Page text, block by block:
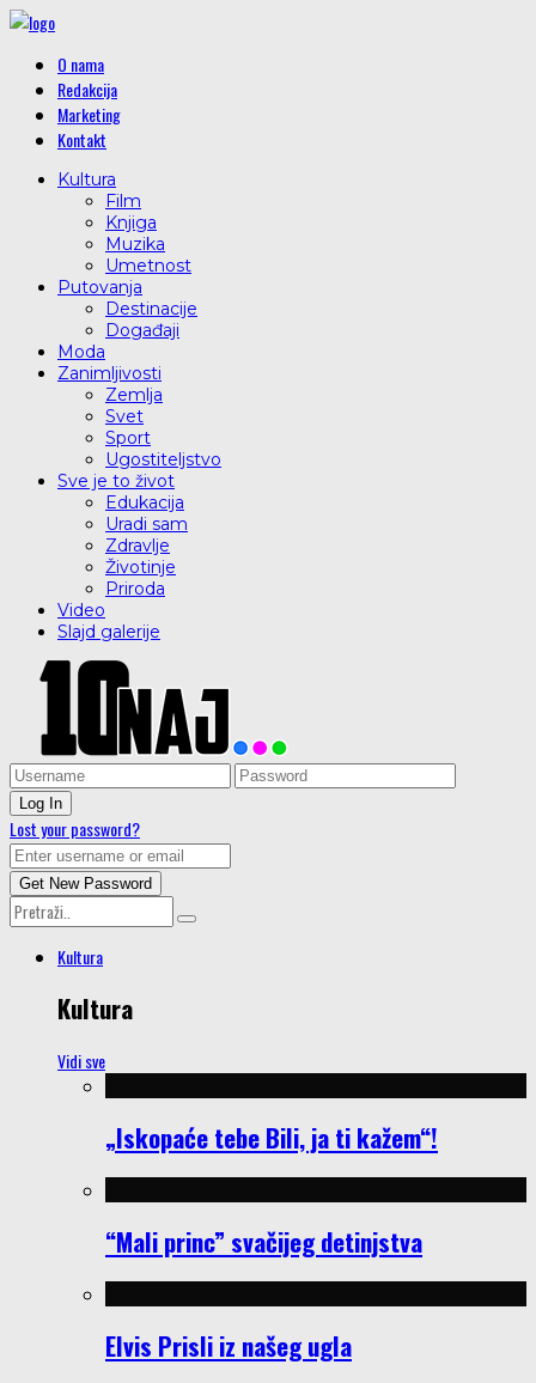
O nama
Redakcija
Marketing
Kontakt
Kultura
Film
Knjiga
Muzika
Umetnost
Putovanja
Destinacije
Događaji
Moda
Zanimljivosti
Zemlja
Svet
Sport
Ugostiteljstvo
Sve je to život
Edukacija
Uradi sam
Zdravlje
Životinje
Priroda
Video
Slajd galerije
Lost your password?
Kultura
Kultura
Vidi sve
„Iskopaće tebe Bili, ja ti kažem“!
“Mali princ” svačijeg detinjstva
Elvis Prisli iz našeg ugla